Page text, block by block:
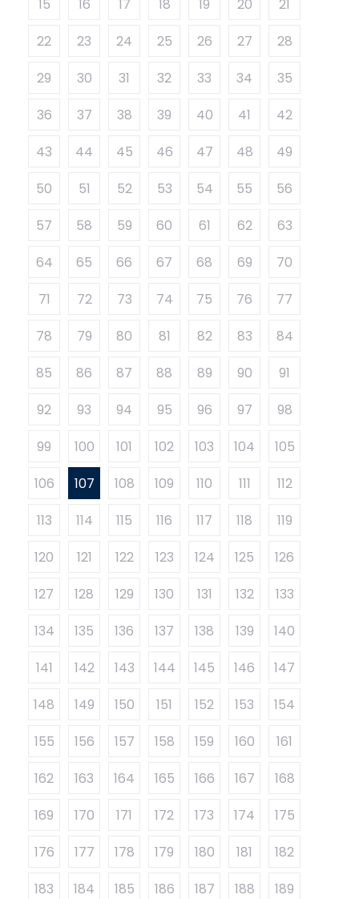
15 16 17 18 19 20
21
22
23 24 25 26 27
28
29
30 31 32 33 34
35
36
37 38 39 40 41
42
43
44 45 46 47 48
49
50
51 52 53 54 55
56
57
58 59 60 61 62
63
64
65 66 67 68 69
70
71
72 73 74 75 76
77
78
79 80 81 82 83
84
85
86 87 88 89 90
91
92
93 94 95 96 97
98
99
100 101 102 103 104
105
106
107 108 109 110 111
112
113
114 115 116 117 118
119
120
121 122 123 124 125
126
127
128 129 130 131 132
133
134
135 136 137 138 139
140
141
142 143 144 145 146
147
148
149 150 151 152 153
154
155
156 157 158 159 160
161
162
163 164 165 166 167
168
169
170 171 172 173 174
175
176
177 178 179 180 181
182
183
184 185 186 187 188
189